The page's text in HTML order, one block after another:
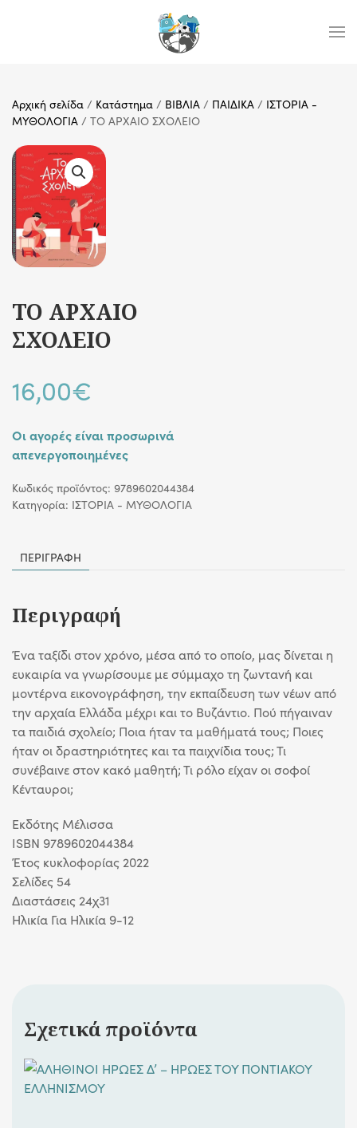
Αρχική σελίδα / Κατάστημα / ΒΙΒΛΙΑ / ΠΑΙΔΙΚΑ / ΙΣΤΟΡΙΑ -
ΜΥΘΟΛΟΓΙΑ / TO ΑΡΧΑΙΟ ΣΧΟΛΕΙΟ
TO ΑΡΧΑΙΟ
ΣΧΟΛΕΙΟ
16,00€
Οι αγορές είναι προσωρινά
απενεργοποιημένες
Κωδικός προϊόντος: 9789602044384
Κατηγορία: ΙΣΤΟΡΙΑ - ΜΥΘΟΛΟΓΙΑ
ΠΕΡΙΓΡΑΦΉ
Περιγραφή
Ένα ταξίδι στον χρόνο, μέσα από το οποίο, μας δίνεται η
ευκαιρία να γνωρίσουμε με σύμμαχο τη ζωντανή και
μοντέρνα εικονογράφηση, την εκπαίδευση των νέων από
την αρχαία Ελλάδα μέχρι και το Βυζάντιο. Πού πήγαιναν
τα παιδιά σχολείο; Ποια ήταν τα μαθήματά τους; Ποιες
ήταν οι δραστηριότητες και τα παιχνίδια τους; Τι
συνέβαινε στον κακό μαθητή; Τι ρόλο είχαν οι σοφοί
Κένταυροι;
Eκδότης Μέλισσα
ISBN 9789602044384
Έτος κυκλοφορίας 2022
Σελίδες 54
Διαστάσεις 24χ31
Ηλικία Για Ηλικία 9-12
Σχετικά προϊόντα